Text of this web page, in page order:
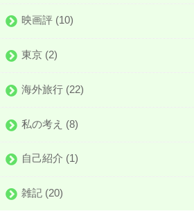
映画評 (10)
東京 (2)
海外旅行 (22)
私の考え (8)
自己紹介 (1)
雑記 (20)